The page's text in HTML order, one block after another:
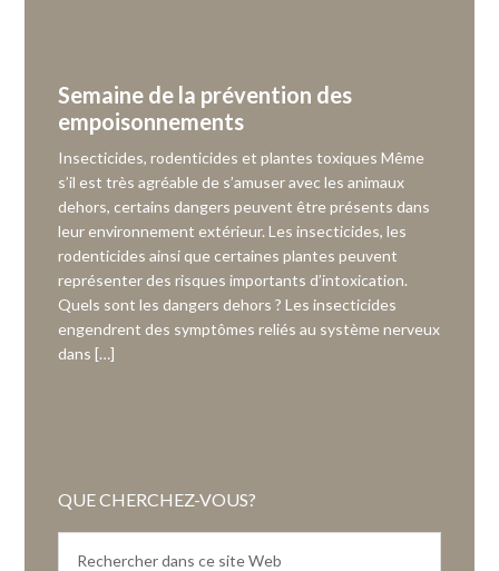
Semaine de la prévention des
empoisonnements
Insecticides, rodenticides et plantes toxiques Même
s’il est très agréable de s’amuser avec les animaux
dehors, certains dangers peuvent être présents dans
leur environnement extérieur. Les insecticides, les
rodenticides ainsi que certaines plantes peuvent
représenter des risques importants d’intoxication.
Quels sont les dangers dehors ? Les insecticides
engendrent des symptômes reliés au système nerveux
dans […]
QUE CHERCHEZ-VOUS?